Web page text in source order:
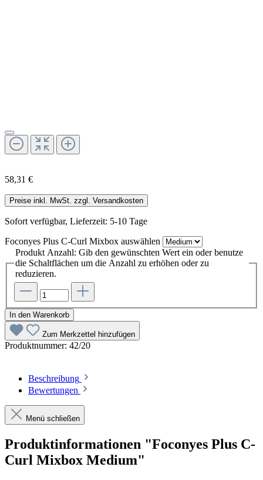
58,31 €
Preise inkl. MwSt. zzgl. Versandkosten
Sofort verfügbar, Lieferzeit: 5-10 Tage
Foconyes Plus C-Curl Mixbox auswählen
Produkt Anzahl: Gib den gewünschten Wert ein oder benutze
die Schaltflächen um die Anzahl zu erhöhen oder zu
reduzieren.
In den Warenkorb
Zum Merkzettel hinzufügen
Produktnummer: 42/20
Beschreibung
Bewertungen
Menü schließen
Produktinformationen "Foconyes Plus C-
Curl Mixbox Medium"